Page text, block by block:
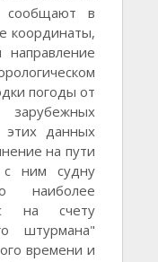
сообщают в
координаты,
погоды от
этих данных
на пути
с ним судну
наиболее
на счету
штурмана"
времени и